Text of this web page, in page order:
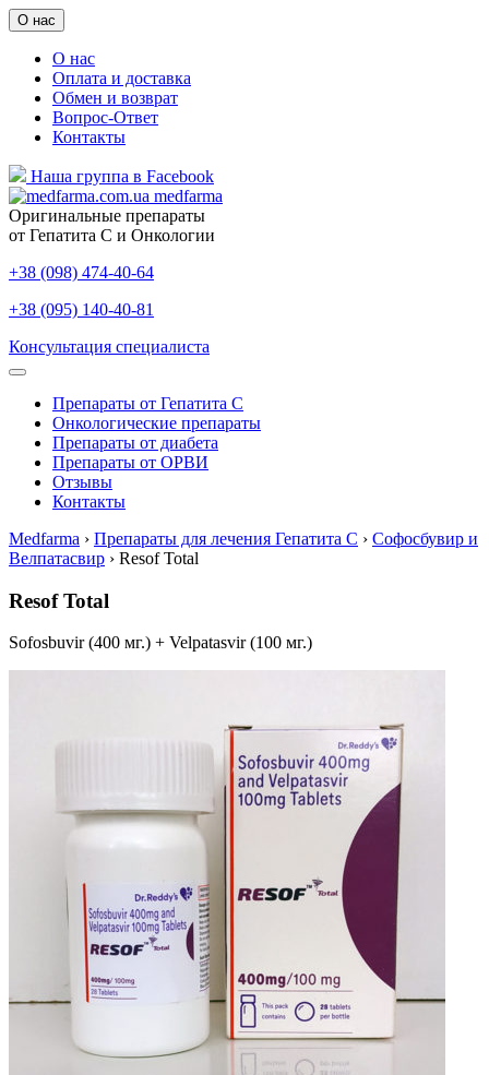
О нас
О нас
Оплата и доставка
Обмен и возврат
Вопрос-Ответ
Контакты
Наша группа в Facebook
medfarma
Оригинальные препараты
от Гепатита С и Онкологии
+38 (098) 474-40-64
+38 (095) 140-40-81
Консультация специалиста
Препараты от Гепатита С
Онкологические препараты
Препараты от диабета
Препараты от ОРВИ
Отзывы
Контакты
Medfarma › Препараты для лечения Гепатита С › Софосбувир и
Велпатасвир › Resof Total
Resof Total
Sofosbuvir (400 мг.) + Velpatasvir (100 мг.)